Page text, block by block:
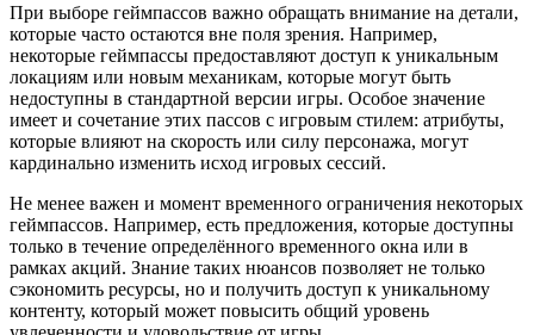
При выборе геймпассов важно обращать внимание на детали,
которые часто остаются вне поля зрения. Например,
некоторые геймпассы предоставляют доступ к уникальным
локациям или новым механикам, которые могут быть
недоступны в стандартной версии игры. Особое значение
имеет и сочетание этих пассов с игровым стилем: атрибуты,
которые влияют на скорость или силу персонажа, могут
кардинально изменить исход игровых сессий.
Не менее важен и момент временного ограничения некоторых
геймпассов. Например, есть предложения, которые доступны
только в течение определённого временного окна или в
рамках акций. Знание таких нюансов позволяет не только
сэкономить ресурсы, но и получить доступ к уникальному
контенту, который может повысить общий уровень